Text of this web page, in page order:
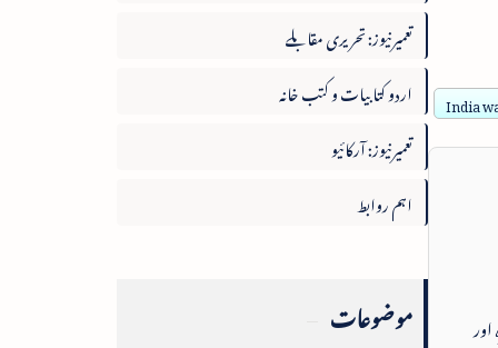
India
تعمیرنیوز: تحریری مقابلے
اردو کتابیات و کتب خانہ
تعمیرنیوز: آرکائیو
اہم روابط
موضوعات